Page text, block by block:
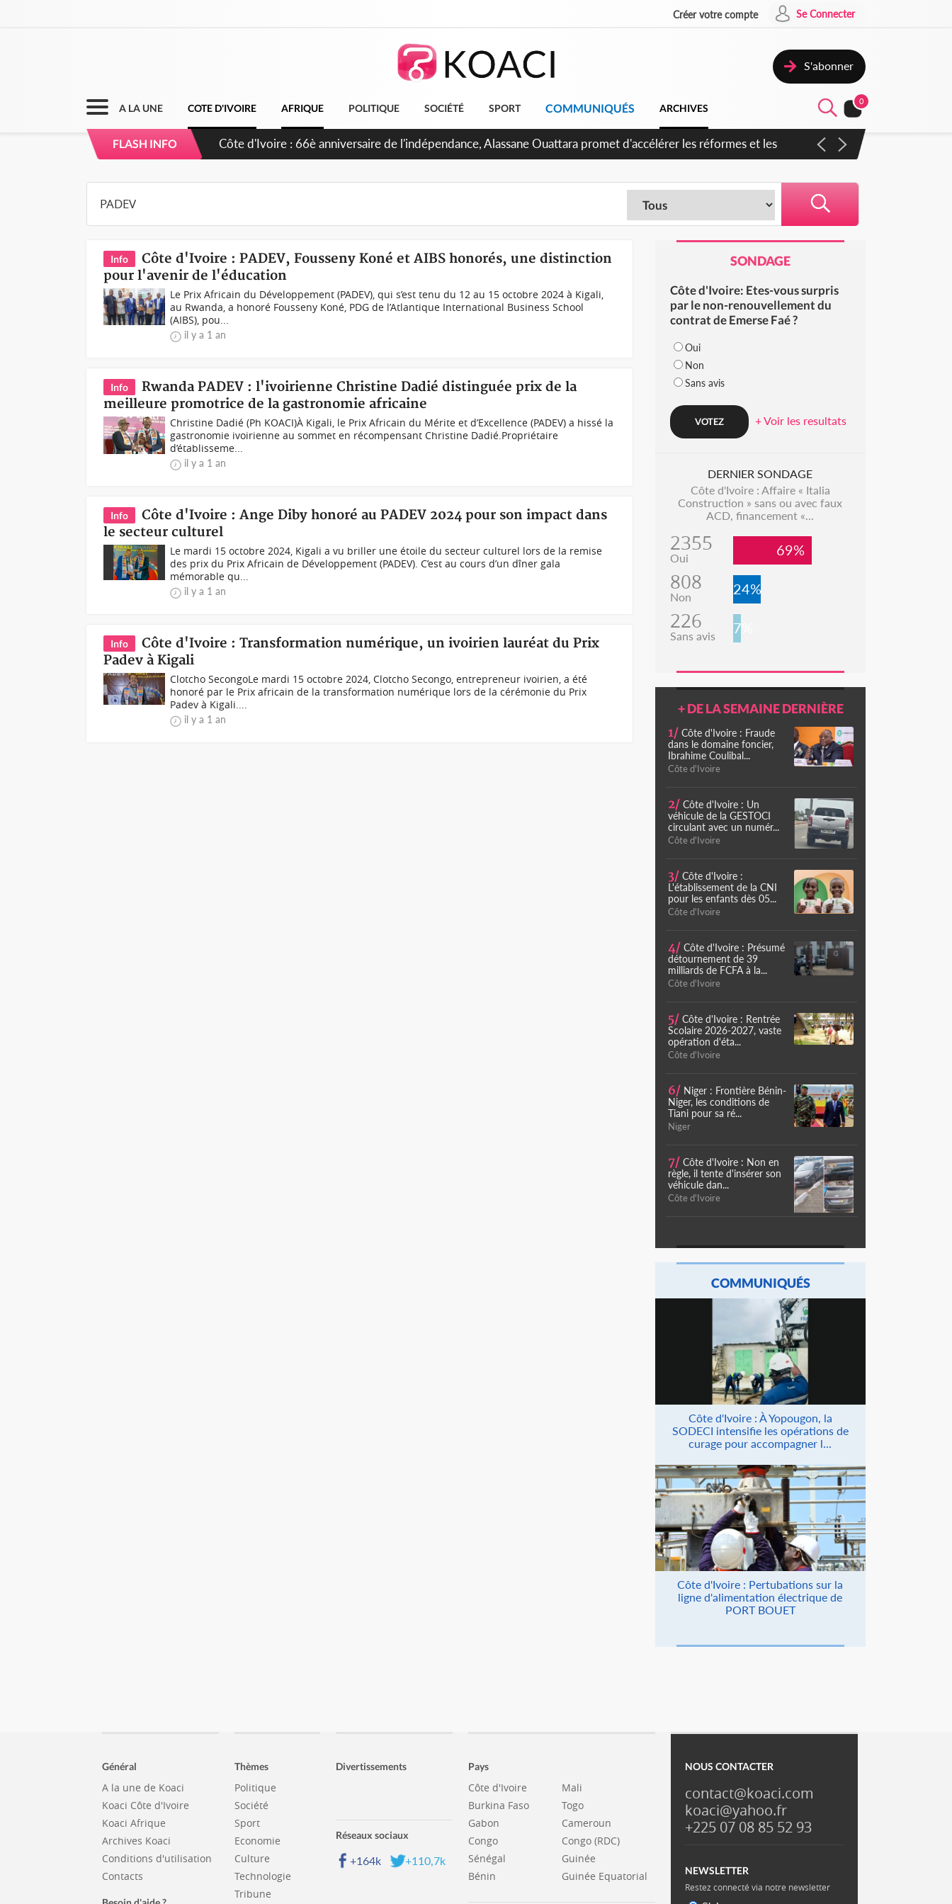
Créer votre compte Se Connecter
S'abonner
A LA UNE COTE D'IVOIRE AFRIQUE POLITIQUE SOCIÉTÉ SPORT COMMUNIQUÉS ARCHIVES
0
FLASH INFO
Côte d'Ivoire : 66è anniversaire de l'indépendance, Alassane Ouattara promet d'accélérer les réformes et les
Info
Côte d'Ivoire : PADEV, Fousseny Koné et AIBS honorés, une distinction
pour l'avenir de l'éducation
Le Prix Africain du Développement (PADEV), qui s’est tenu du 12 au 15 octobre 2024 à Kigali,
au Rwanda, a honoré Fousseny Koné, PDG de l’Atlantique International Business School
(AIBS), pou...
il y a 1 an
Info
Rwanda PADEV : l'ivoirienne Christine Dadié distinguée prix de la
meilleure promotrice de la gastronomie africaine
Christine Dadié (Ph KOACI)À Kigali, le Prix Africain du Mérite et d’Excellence (PADEV) a hissé la
gastronomie ivoirienne au sommet en récompensant Christine Dadié.Propriétaire
d’établisseme...
il y a 1 an
Info
Côte d'Ivoire : Ange Diby honoré au PADEV 2024 pour son impact dans
le secteur culturel
Le mardi 15 octobre 2024, Kigali a vu briller une étoile du secteur culturel lors de la remise
des prix du Prix Africain de Développement (PADEV). C’est au cours d’un dîner gala
mémorable qu...
il y a 1 an
Info
Côte d'Ivoire : Transformation numérique, un ivoirien lauréat du Prix
Padev à Kigali
Clotcho SecongoLe mardi 15 octobre 2024, Clotcho Secongo, entrepreneur ivoirien, a été
honoré par le Prix africain de la transformation numérique lors de la cérémonie du Prix
Padev à Kigali....
il y a 1 an
SONDAGE
Côte d'Ivoire: Etes-vous surpris
par le non-renouvellement du
contrat de Emerse Faé ?
Oui
Non
Sans avis
+ Voir les resultats
DERNIER SONDAGE
Côte d'Ivoire : Affaire « Italia
Construction » sans ou avec faux
ACD, financement «...
2355
Oui 69%
808
Non 24%
226
Sans avis 7%
+ DE LA SEMAINE DERNIÈRE
1/ Côte d'Ivoire : Fraude
dans le domaine foncier,
Ibrahime Coulibal...
Côte d'Ivoire
2/ Côte d'Ivoire : Un
véhicule de la GESTOCI
circulant avec un numér...
Côte d'Ivoire
3/ Côte d'Ivoire :
L'établissement de la CNI
pour les enfants dès 05...
Côte d'Ivoire
4/ Côte d'Ivoire : Présumé
détournement de 39
milliards de FCFA à la...
Côte d'Ivoire
5/ Côte d'Ivoire : Rentrée
Scolaire 2026-2027, vaste
opération d'éta...
Côte d'Ivoire
6/ Niger : Frontière Bénin-
Niger, les conditions de
Tiani pour sa ré...
Niger
7/ Côte d'Ivoire : Non en
règle, il tente d'insérer son
véhicule dan...
Côte d'Ivoire
COMMUNIQUÉS
Côte d'Ivoire : À Yopougon, la
SODECI intensifie les opérations de
curage pour accompagner l...
Côte d'Ivoire : Pertubations sur la
ligne d'alimentation électrique de
PORT BOUET
Général
A la une de Koaci
Koaci Côte d'Ivoire
Koaci Afrique
Archives Koaci
Conditions d'utilisation
Contacts
Thèmes
Politique
Société
Sport
Economie
Culture
Technologie
Tribune
Divertissements
Réseaux sociaux
+164k +110,7k
Pays
Côte d'Ivoire
Burkina Faso
Gabon
Congo
Sénégal
Bénin
Mali
Togo
Cameroun
Congo (RDC)
Guinée
Guinée Equatorial
NOUS CONTACTER
contact@koaci.com
koaci@yahoo.fr
+225 07 08 85 52 93
NEWSLETTER
Restez connecté via notre newsletter